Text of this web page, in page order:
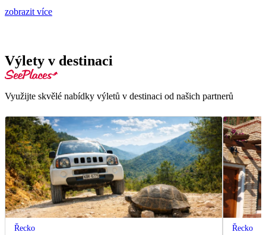
zobrazit více
Výlety v destinaci
Využijte skvělé nabídky výletů v destinaci od našich partnerů
Řecko Řecko